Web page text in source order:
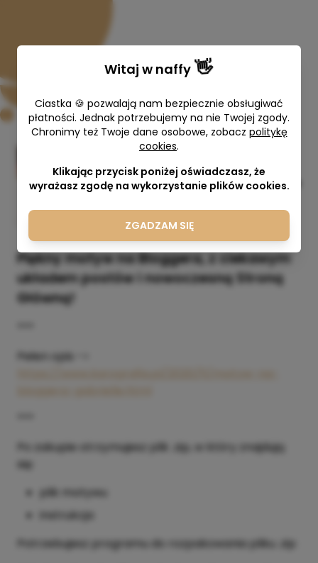
KAROGRAFIA Karolina Gierdziejewska
197,00 zł
Piękny motyw na Bloggera, z ciekawym
układem postów i nowoczesną Stroną
Główną!
Pełen opis ->
Po zakupie otrzymujesz plik .zip, w który znajdują
się:
plik motywu
instrukcja
Potrzebujesz programu do rozpakowania pliku .zip
Witaj w naffy 👋
Ciastka 🍪 pozwalają nam bezpiecznie obsługiwać
płatności. Jednak potrzebujemy na nie Twojej zgody.
Chronimy też Twoje dane osobowe, zobacz politykę
cookies.
Klikając przycisk poniżej oświadczasz, że
wyrażasz zgodę na wykorzystanie plików cookies.
ZGADZAM SIĘ